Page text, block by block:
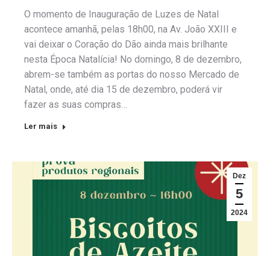
O momento de Inauguração de Luzes de Natal
acontece amanhã, pelas 18h00, na Av. João XXIII e
vai deixar o Coração do Dão ainda mais brilhante
nesta Época Natalícia! No domingo, 8 de dezembro,
abrem-se também as portas do nosso Mercado de
Natal, onde, até dia 15 de dezembro, poderá vir
fazer as suas compras…
Ler mais
Dez
5
2024